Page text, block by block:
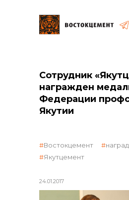
общая
объявленные
реализация
Сотрудник
награжден
Федерации
Якутии
24.01.2017
Востокцемент
Якутцемент